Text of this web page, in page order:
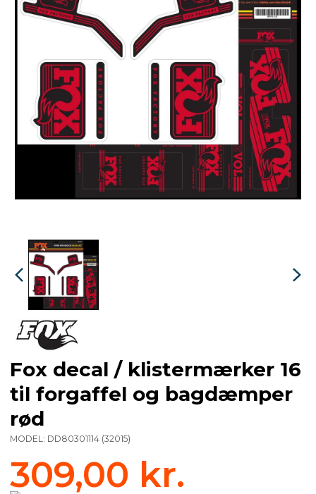
Fox decal / klistermærker 16
til forgaffel og bagdæmper
rød
MODEL: DD80301114 (32015)
309,00 kr.